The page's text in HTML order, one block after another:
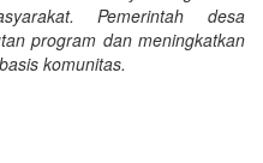
Pemerintah desa
program dan meningkatkan
komunitas.